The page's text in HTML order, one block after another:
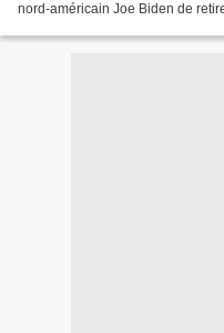
nord-américain Joe Biden de